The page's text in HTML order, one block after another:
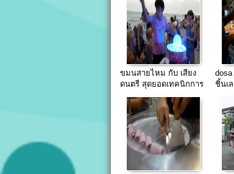
ขมนสายไหม กับ เสียง
ดนตรี สุดยอดเทคนิกการ
ชิ้นเ